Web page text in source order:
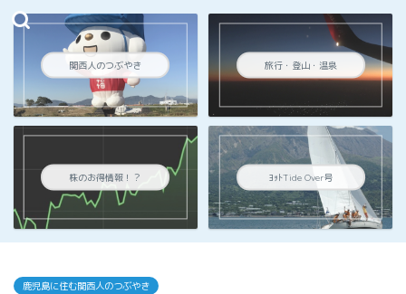
関西人のつぶやき 旅行・登山・温泉
株のお得情報！？ ﾖｯﾄTide Over号
鹿児島に住む関西人のつぶやき